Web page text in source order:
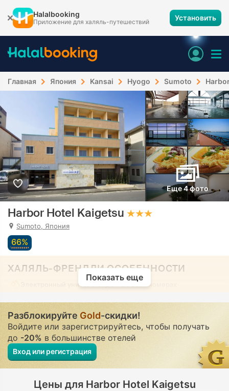
Halalbooking
Приложение для халяль-путешествий Установить
Главная Япония Kansai Hyogo Sumoto
Еще 4 фото
Harbor Hotel Kaigetsu
Sumoto, Япония
66%
ХАЛЯЛЬ-ФРЕНДЛИ ОСОБЕННОСТИ
Электронный унитаз с биде • Во всех номерах
Показать еще
Разблокируйте Gold-скидки!
Войдите или зарегистрируйтесь, чтобы получать
до -20% в большинстве отелей
Вход или регистрация
Цены для Harbor Hotel Kaigetsu